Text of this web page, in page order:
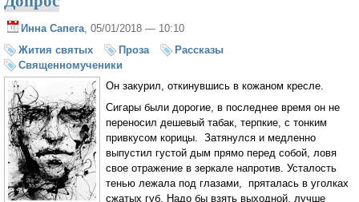
Инна Сапега , 05/01/2018 — 10:10
Жития святых
Проза
Рассказы
Священномученики
Он закурил, откинувшись в кожаном кресле.
Сигары были дорогие, в последнее время он не
переносил дешевый табак, терпкие, с тонким
привкусом корицы. Затянулся и медленно
выпустил густой дым прямо перед собой, ловя
свое отражение в зеркале напротив. Усталость
тенью лежала под глазами, пряталась в уголках
сжатых губ. Надо бы взять выходной, лучше